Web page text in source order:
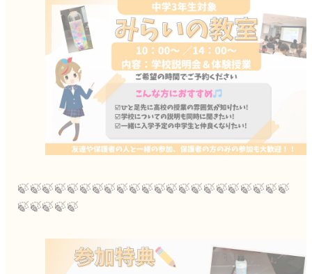
🍃🍃🍃🍃🍃🍃🍃🍃🍃🍃🍃🍃🍃🍃🍃🍃🍃🍃🍃🍃🍃🍃
🍃🍃🍃🍃🍃